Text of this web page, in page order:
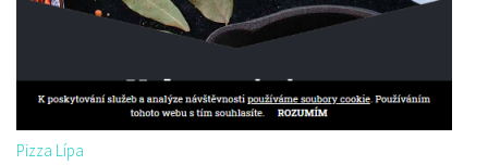
Pizza Lípa